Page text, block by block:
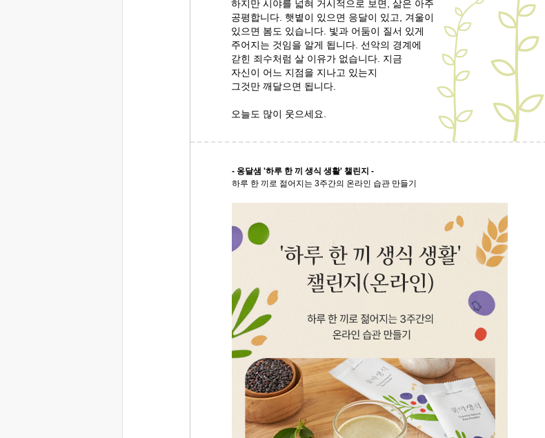
하지만 시야를 넓혀 거시적으로 보면, 삶은 아주
공평합니다. 햇볕이 있으면 응달이 있고, 겨울이
있으면 봄도 있습니다. 빛과 어둠이 질서 있게
주어지는 것임을 알게 됩니다. 선악의 경계에
갇힌 죄수처럼 살 이유가 없습니다. 지금
자신이 어느 지점을 지나고 있는지
그것만 깨달으면 됩니다.
오늘도 많이 웃으세요.
- 옹달샘 '하루 한 끼 생식 생활' 챌린지 -
하루 한 끼로 젊어지는 3주간의 온라인 습관 만들기